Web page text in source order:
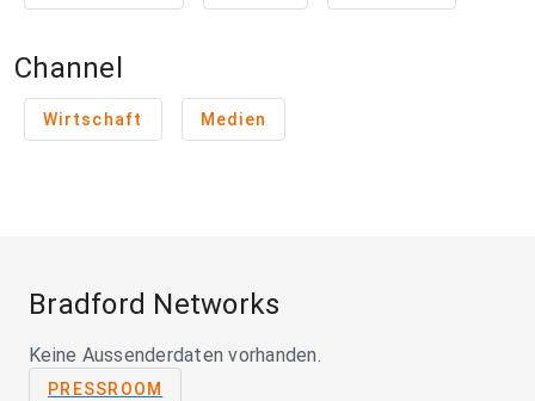
Channel
Wirtschaft Medien
Bradford Networks
Keine Aussenderdaten vorhanden.
PRESSROOM